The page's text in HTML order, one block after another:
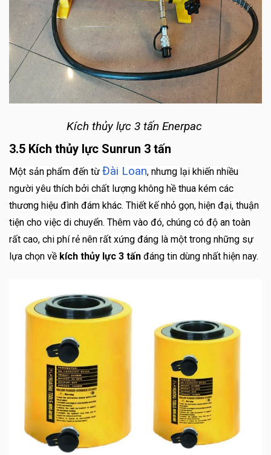
Kích thủy lực 3 tấn Enerpac
3.5 Kích thủy lực Sunrun 3 tấn
Một sản phẩm đến từ Đài Loan, nhưng lại khiến nhiều
người yêu thích bởi chất lượng không hề thua kém các
thương hiệu đình đám khác. Thiết kế nhỏ gọn, hiện đại, thuận
tiện cho việc di chuyển. Thêm vào đó, chúng có độ an toàn
rất cao, chi phí rẻ nên rất xứng đáng là một trong những sự
lựa chọn về kích thủy lực 3 tấn đáng tin dùng nhất hiện nay.